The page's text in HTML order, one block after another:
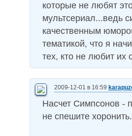
которые не любят
мультсериал...ведь
качественным
тематикой, что я
тех, кто не любит их
2009-12-01 в 16:59
Насчет Симпсонов -
не спешите